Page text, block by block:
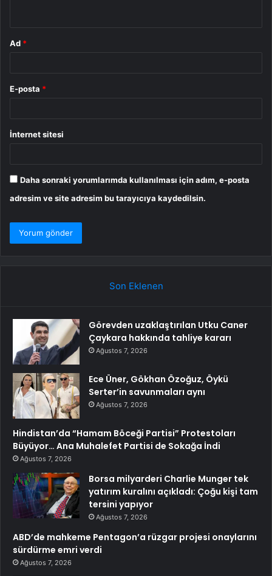
Ad *
E-posta *
İnternet sitesi
Daha sonraki yorumlarımda kullanılması için adım, e-posta
adresim ve site adresim bu tarayıcıya kaydedilsin.
Son Eklenen
Görevden uzaklaştırılan Utku Caner
Çaykara hakkında tahliye kararı
Ağustos 7, 2026
Ece Üner, Gökhan Özoğuz, Öykü
Serter’in savunmaları aynı
Ağustos 7, 2026
Hindistan’da “Hamam Böceği Partisi” Protestoları
Büyüyor… Ana Muhalefet Partisi de Sokağa İndi
Ağustos 7, 2026
Borsa milyarderi Charlie Munger tek
yatırım kuralını açıkladı: Çoğu kişi tam
tersini yapıyor
Ağustos 7, 2026
ABD’de mahkeme Pentagon’a rüzgar projesi onaylarını
sürdürme emri verdi
Ağustos 7, 2026